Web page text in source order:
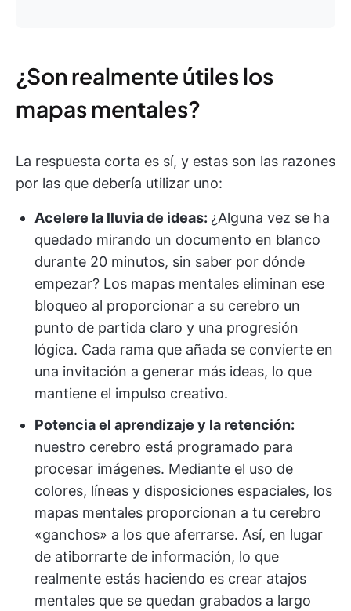
¿Son realmente útiles los
mapas mentales?
La respuesta corta es sí, y estas son las razones
por las que debería utilizar uno:
Acelere la lluvia de ideas: ¿Alguna vez se ha
quedado mirando un documento en blanco
durante 20 minutos, sin saber por dónde
empezar? Los mapas mentales eliminan ese
bloqueo al proporcionar a su cerebro un
punto de partida claro y una progresión
lógica. Cada rama que añada se convierte en
una invitación a generar más ideas, lo que
mantiene el impulso creativo.
Potencia el aprendizaje y la retención:
nuestro cerebro está programado para
procesar imágenes. Mediante el uso de
colores, líneas y disposiciones espaciales, los
mapas mentales proporcionan a tu cerebro
«ganchos» a los que aferrarse. Así, en lugar
de atiborrarte de información, lo que
realmente estás haciendo es crear atajos
mentales que se quedan grabados a largo